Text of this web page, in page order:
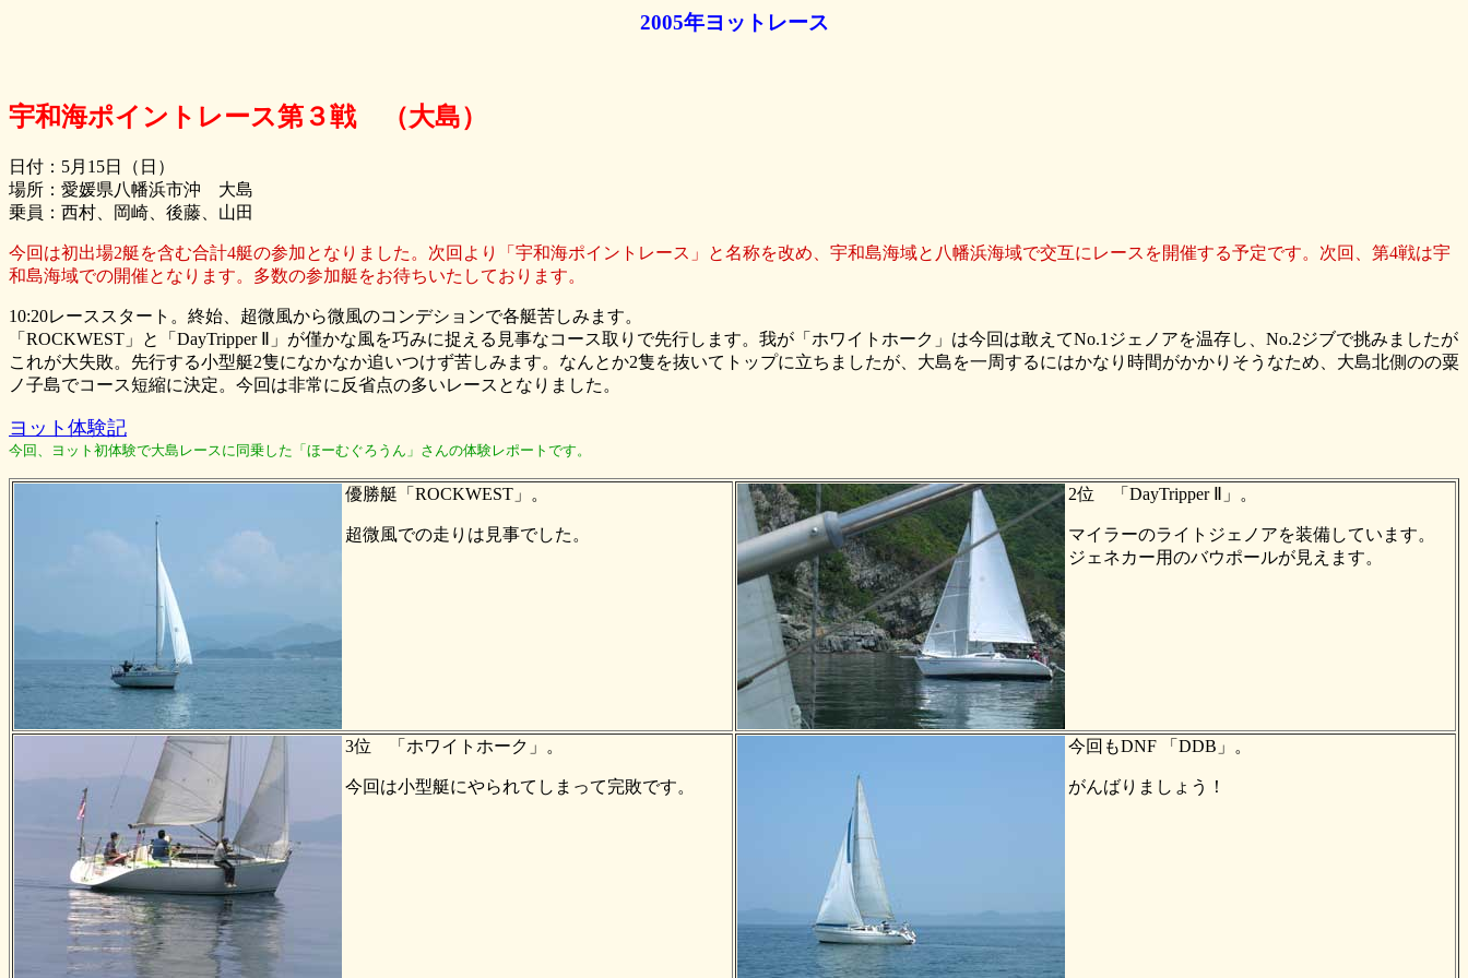
2005年ヨットレース
宇和海ポイントレース第３戦 （大島）
日付：5月15日（日）
場所：愛媛県八幡浜市沖 大島
乗員：西村、岡崎、後藤、山田
今回は初出場2艇を含む合計4艇の参加となりました。次回より「宇和海ポイントレース」と名称を改め、宇和島海域と八幡浜海域で交互にレースを開催する予定です。次回、第4戦は宇
和島海域での開催となります。多数の参加艇をお待ちいたしております。
10:20レーススタート。終始、超微風から微風のコンデションで各艇苦しみます。
「ROCKWEST」と「DayTripper Ⅱ」が僅かな風を巧みに捉える見事なコース取りで先行します。我が「ホワイトホーク」は今回は敢えてNo.1ジェノアを温存し、No.2ジブで挑みましたが
これが大失敗。先行する小型艇2隻になかなか追いつけず苦しみます。なんとか2隻を抜いてトップに立ちましたが、大島を一周するにはかなり時間がかかりそうなため、大島北側のの粟
ノ子島でコース短縮に決定。今回は非常に反省点の多いレースとなりました。
ヨット体験記
今回、ヨット初体験で大島レースに同乗した「ほーむぐろうん」さんの体験レポートです。
優勝艇「ROCKWEST」。
超微風での走りは見事でした。
2位 「DayTripper Ⅱ」。
マイラーのライトジェノアを装備しています。
ジェネカー用のバウポールが見えます。
3位 「ホワイトホーク」。
今回は小型艇にやられてしまって完敗です。
今回もDNF 「DDB」。
がんばりましょう！